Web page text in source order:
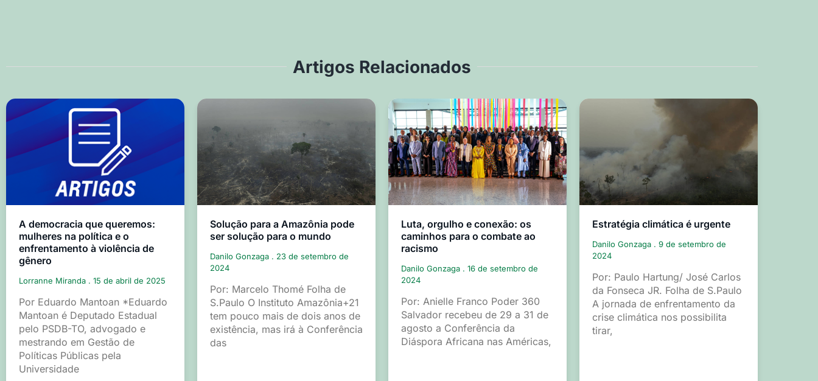
Artigos Relacionados
A democracia que queremos:
mulheres na política e o
enfrentamento à violência de
gênero
Lorranne Miranda 15 de abril de 2025
Por Eduardo Mantoan *Eduardo
Mantoan é Deputado Estadual
pelo PSDB-TO, advogado e
mestrando em Gestão de
Políticas Públicas pela
Universidade
Solução para a Amazônia pode
ser solução para o mundo
Danilo Gonzaga
23 de setembro de
2024
Por: Marcelo Thomé Folha de
S.Paulo O Instituto Amazônia+21
tem pouco mais de dois anos de
existência, mas irá à Conferência
das
Luta, orgulho e conexão: os
caminhos para o combate ao
racismo
Danilo Gonzaga
16 de setembro de
2024
Por: Anielle Franco Poder 360
Salvador recebeu de 29 a 31 de
agosto a Conferência da
Diáspora Africana nas Américas,
Estratégia climática é urgente
Danilo Gonzaga
9 de setembro de
2024
Por: Paulo Hartung/ José Carlos
da Fonseca JR. Folha de S.Paulo
A jornada de enfrentamento da
crise climática nos possibilita
tirar,